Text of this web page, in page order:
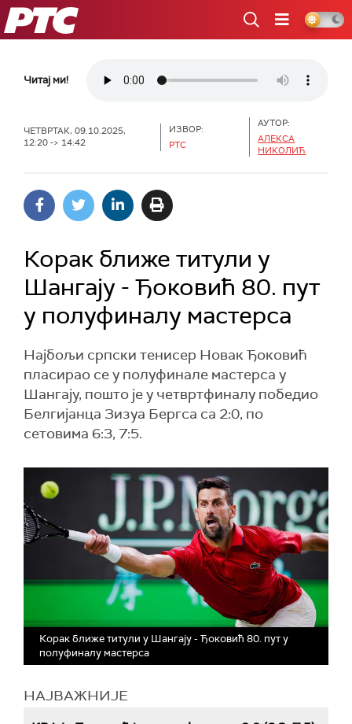
РТС
Читај ми!
ЧЕТВРТАК, 09.10.2025,
12:20 -> 14:42
ИЗВОР:
РТС
АУТОР:
АЛЕКСА
НИКОЛИЋ
Корак ближе титули у
Шангају - Ђоковић 80. пут
у полуфиналу мастерса
Најбољи српски тенисер Новак Ђоковић
пласирао се у полуфинале мастерса у
Шангају, пошто је у четвртфиналу победио
Белгијанца Зизуа Бергса са 2:0, по
сетовима 6:3, 7:5.
Корак ближе титули у Шангају - Ђоковић 80. пут у
полуфиналу мастерса
НАЈВАЖНИЈЕ